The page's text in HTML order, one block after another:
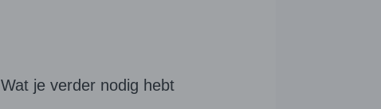
Wat je verder nodig hebt